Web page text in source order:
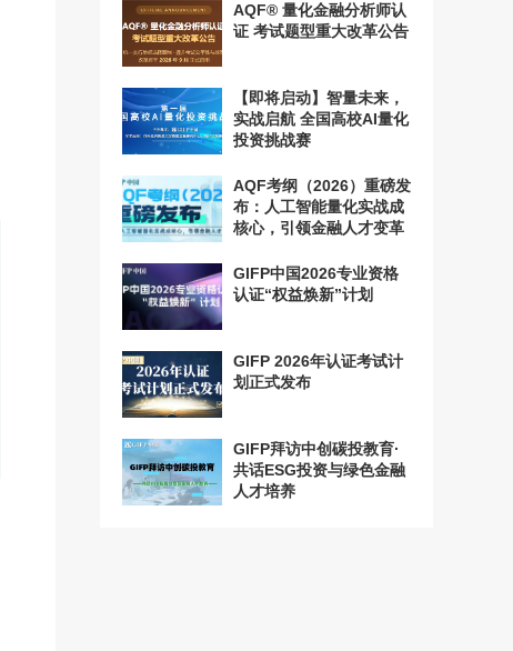
AQF® 量化金融分析师认
证 考试题型重大改革公告
【即将启动】智量未来，
实战启航 全国高校AI量化
投资挑战赛
AQF考纲（2026）重磅发
布：人工智能量化实战成
核心，引领金融人才变革
GIFP中国2026专业资格
认证“权益焕新”计划
GIFP 2026年认证考试计
划正式发布
GIFP拜访中创碳投教育·
共话ESG投资与绿色金融
人才培养